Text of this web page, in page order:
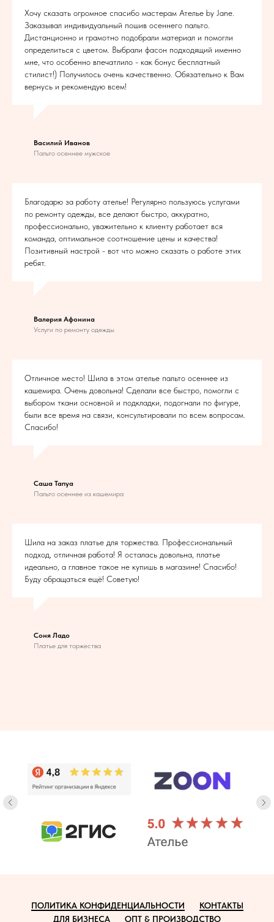
Хочу сказать огромное спасибо мастерам Ателье by Jane.
Заказывал индивидуальный пошив осеннего пальто.
Дистанционно и грамотно подобрали материал и помогли
определиться с цветом. Выбрали фасон подходящий именно
мне, что особенно впечатлило - как бонус бесплатный
стилист!) Получилось очень качественно. Обязательно к Вам
вернусь и рекомендую всем!
Василий Иванов
Пальто осеннее мужское
Благодарю за работу ателье! Регулярно пользуюсь услугами
по ремонту одежды, все делают быстро, аккуратно,
профессионально, уважительно к клиенту работает вся
команда, оптимальное соотношение цены и качества!
Позитивный настрой - вот что можно сказать о работе этих
ребят.
Валерия Афонина
Услуги по ремонту одежды
Отличное место! Шила в этом ателье пальто осеннее из
кашемира. Очень довольна! Сделали все быстро, помогли с
выбором ткани основной и подкладки, подогнали по фигуре,
были все время на связи, консультировали по всем вопросам.
Спасибо!
Саша Тапуа
Пальто осеннее из кашемира
Шила на заказ платье для торжества. Профессиональный
подход, отличная работа! Я осталась довольна, платье
идеально, а главное такое не купишь в магазине! Спасибо!
Буду обращаться ещё! Советую!
Соня Ладо
Платье для торжества
ПОЛИТИКА КОНФИДЕНЦИАЛЬНОСТИ
КОНТАКТЫ
ДЛЯ БИЗНЕСА
ОПТ & ПРОИЗВОДСТВО